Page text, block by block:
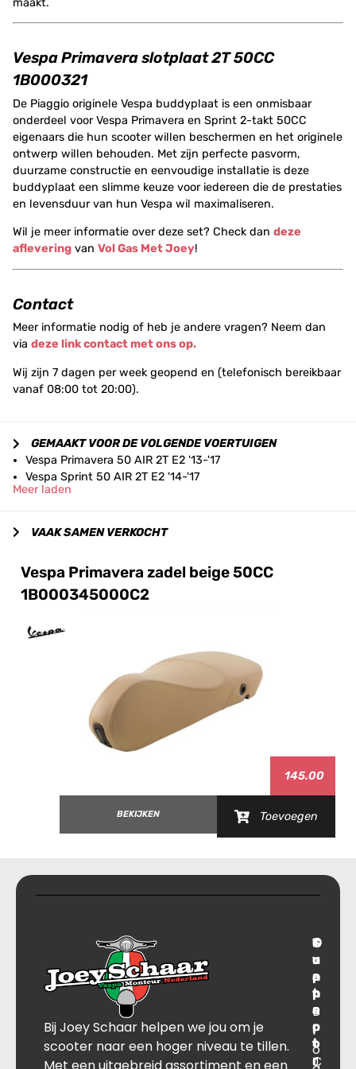
maakt.
Vespa Primavera slotplaat 2T 50CC
1B000321
De Piaggio originele Vespa buddyplaat is een onmisbaar
onderdeel voor Vespa Primavera en Sprint 2-takt 50CC
eigenaars die hun scooter willen beschermen en het originele
ontwerp willen behouden. Met zijn perfecte pasvorm,
duurzame constructie en eenvoudige installatie is deze
buddyplaat een slimme keuze voor iedereen die de prestaties
en levensduur van hun Vespa wil maximaliseren.
Wil je meer informatie over deze set? Check dan deze
aflevering van Vol Gas Met Joey!
Contact
Meer informatie nodig of heb je andere vragen? Neem dan
via deze link contact met ons op.
Wij zijn 7 dagen per week geopend en (telefonisch bereikbaar
vanaf 08:00 tot 20:00).
GEMAAKT VOOR DE VOLGENDE VOERTUIGEN
Vespa Primavera 50 AIR 2T E2 '13-'17
Vespa Sprint 50 AIR 2T E2 '14-'17
Meer laden
VAAK SAMEN VERKOCHT
Vespa Primavera zadel beige 50CC
1B000345000C2
145.00
BEKIJKEN Toevoegen
Bij Joey Schaar helpen we jou om je
scooter naar een hoger niveau te tillen.
T
r
a
n
s
p
o
r
O
v
e
r
B
l
o
S
u
p
p
o
r
t
C
C
o
n
t
a
c
t
J